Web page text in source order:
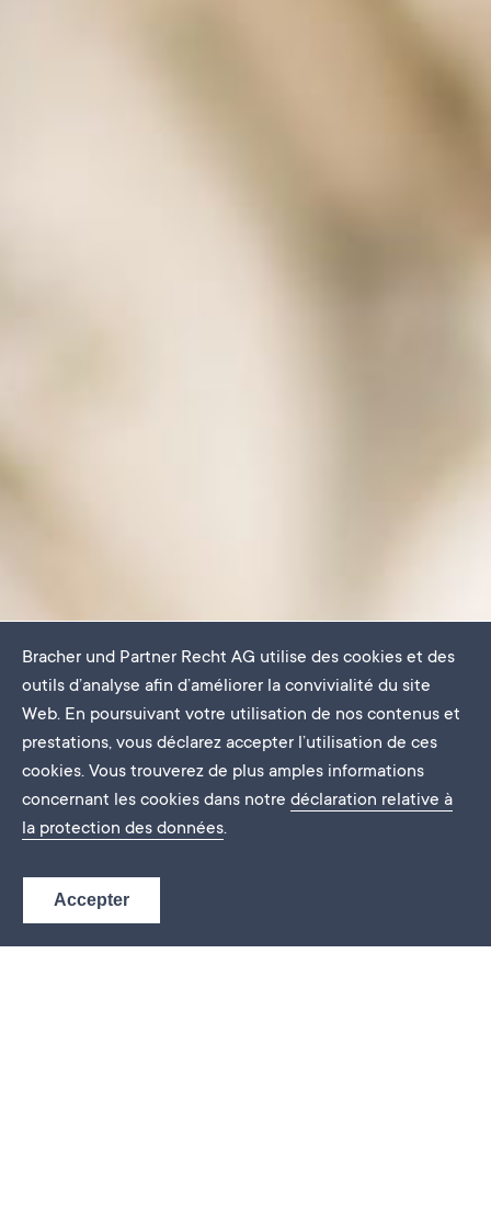
Bracher und Partner Recht AG utilise des cookies et des
outils d’analyse afin d’améliorer la convivialité du site
Web. En poursuivant votre utilisation de nos contenus et
prestations, vous déclarez accepter l’utilisation de ces
cookies. Vous trouverez de plus amples informations
concernant les cookies dans notre déclaration relative à
la protection des données.
Accepter